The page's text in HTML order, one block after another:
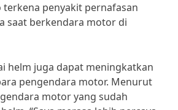
penyakit pernafasan
saat berkendara motor di
helm juga dapat meningkatkan
pengendara motor. Menurut
motor yang sudah